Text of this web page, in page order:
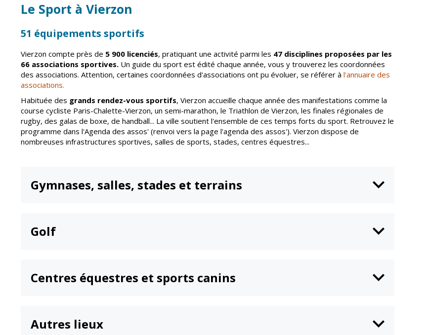
Jumelages
Publication des
actes
Journal municipal
Actualités
Agenda
Fil de l'info
scolaires 2026-2027
Enfance jeunesse
Espace jeunes
Point information
jeunesse
Restauration
municipale
garde
vendredi
Sports
Moreira
Équipements
sportifs
Démarches des
associations
Le Sport à Vierzon
51 équipements sportifs
Vierzon compte près de 5 900 licenciés, pratiquant une activité parmi les 47 disciplines proposées par les
66 associations sportives. Un guide du sport est édité chaque année, vous y trouverez les coordonnées
des associations. Attention, certaines coordonnées d'associations ont pu évoluer, se référer à l'annuaire des
associations.
Habituée des grands rendez-vous sportifs, Vierzon accueille chaque année des manifestations comme la
course cycliste Paris-Chalette-Vierzon, un semi-marathon, le Triathlon de Vierzon, les finales régionales de
rugby, des galas de boxe, de handball... La ville soutient l'ensemble de ces temps forts du sport. Retrouvez le
programme dans l'Agenda des assos' (renvoi vers la page l'agenda des assos'). Vierzon dispose de
nombreuses infrastructures sportives, salles de sports, stades, centres équestres...
Gymnases, salles, stades et terrains
Golf
Centres équestres et sports canins
Autres lieux